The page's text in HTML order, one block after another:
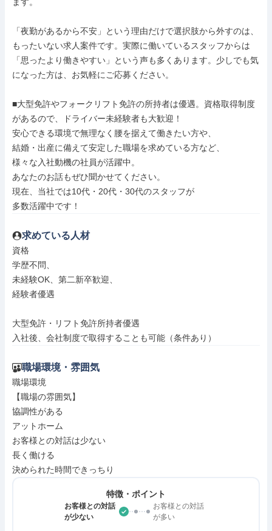
「夜勤があるから不安」という理由だけで選択肢から外すのは、
もったいない求人案件です。実際に働いているスタッフからは
「思ったより働きやすい」という声も多くあります。少しでも気
になった方は、お気軽にご応募ください。
■大型免許やフォークリフト免許の所持者は優遇。資格取得制度
があるので、ドライバー未経験者も大歓迎！
安心できる環境で無理なく腰を据えて働きたい方や、
結婚・出産に備えて安定した職場を求めている方など、
様々な入社動機の社員が活躍中。
あなたのお話もぜひ聞かせてください。
現在、当社では10代・20代・30代のスタッフが
多数活躍中です！
求めている人材
資格
学歴不問、
未経験OK、第二新卒歓迎、
経験者優遇
大型免許・リフト免許所持者優遇
入社後、会社制度で取得することも可能（条件あり）
職場環境・雰囲気
職場環境
【職場の雰囲気】
協調性がある
アットホーム
お客様との対話は少ない
長く働ける
決められた時間できっちり
特徴・ポイント
お客様との対話
が少ない
お客様との対話
が多い